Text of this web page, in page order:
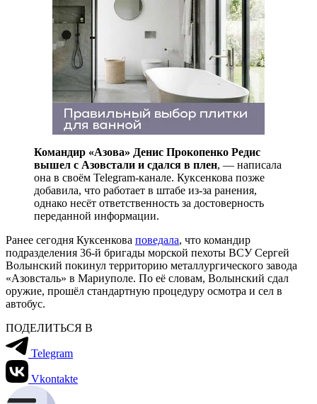
Командир «Азова» Денис Прокопенко Редис
вышел с Азовстали и сдался в плен, — написала
она в своём Telegram-канале. Куксенкова позже
добавила, что работает в штабе из-за ранения,
однако несёт ответственность за достоверность
переданной информации.
Ранее сегодня Куксенкова поведала, что командир
подразделения 36-й бригады морской пехоты ВСУ Сергей
Волынский покинул территорию металлургического завода
«Азовсталь» в Мариуполе. По её словам, Волынский сдал
оружие, прошёл стандартную процедуру осмотра и сел в
автобус.
ПОДЕЛИТЬСЯ В
Telegram
Vkontakte